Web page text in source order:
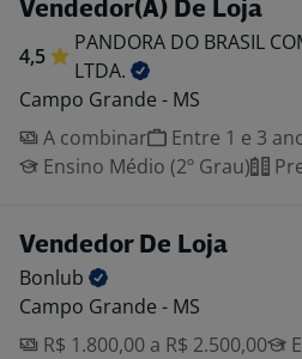
Vendedor(A) De Loja
4,5
PANDORA DO BRASIL
LTDA.
Campo Grande - MS
A combinar
Entre 1 e 3
Ensino Médio (2º Grau)
Vendedor De Loja
Bonlub
Campo Grande - MS
R$ 1.800,00 a R$ 2.500,00